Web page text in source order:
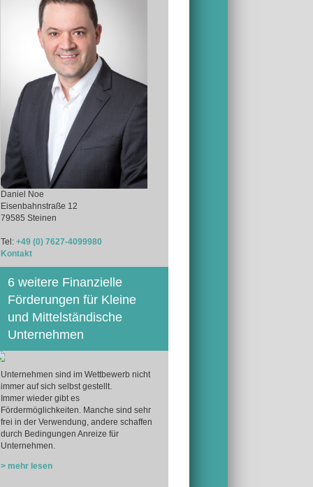
Daniel Noe
Eisenbahnstraße 12
79585 Steinen
Tel: +49 (0) 7627-4099980
Kontakt
6 weitere Finanzielle
Förderungen für Kleine
und Mittelständische
Unternehmen
Unternehmen sind im Wettbewerb nicht
immer auf sich selbst gestellt.
Immer wieder gibt es
Fördermöglichkeiten. Manche sind sehr
frei in der Verwendung, andere schaffen
durch Bedingungen Anreize für
Unternehmen.
> mehr lesen